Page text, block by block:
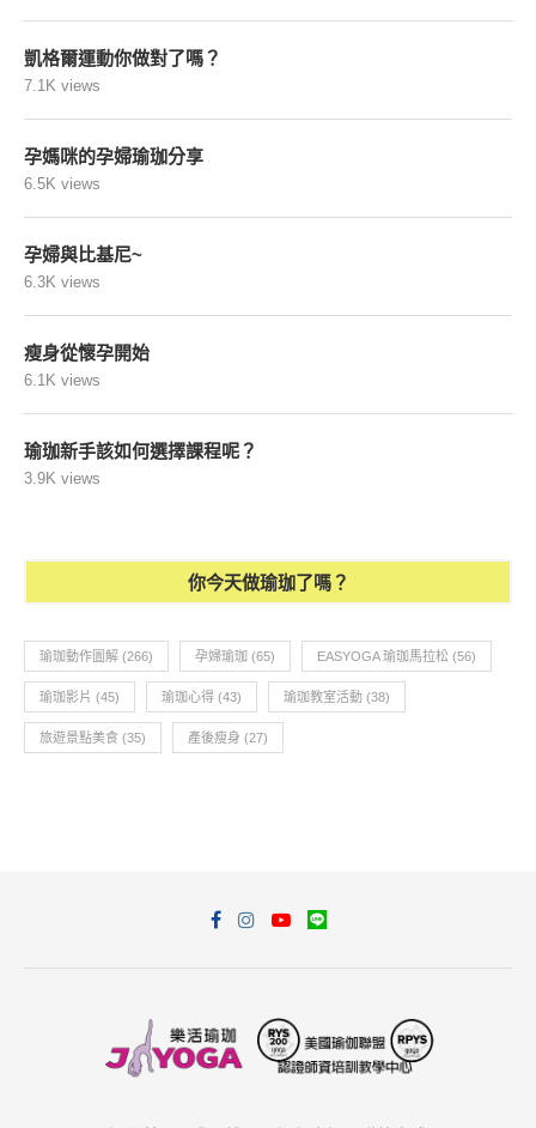
凱格爾運動你做對了嗎？
7.1K views
孕媽咪的孕婦瑜珈分享
6.5K views
孕婦與比基尼~
6.3K views
瘦身從懷孕開始
6.1K views
瑜珈新手該如何選擇課程呢？
3.9K views
你今天做瑜珈了嗎？
瑜珈動作圖解 (266) 孕婦瑜珈 (65) EASYOGA 瑜珈馬拉松 (56)
瑜珈影片 (45) 瑜珈心得 (43) 瑜珈教室活動 (38)
旅遊景點美食 (35) 產後瘦身 (27)